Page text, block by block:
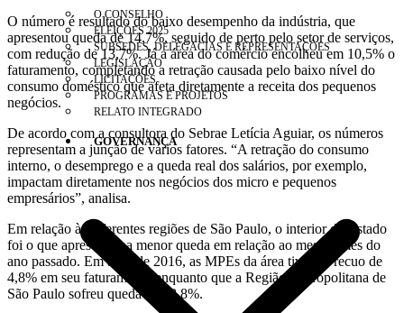
O CONSELHO
ELEIÇÕES 2025
SUBSEDES, DELEGACIAS E REPRESENTAÇÕES
LEGISLAÇÃO
LICITAÇÕES
PROGRAMAS E PROJETOS
RELATO INTEGRADO
GOVERNANÇA
O número é resultado do baixo desempenho da indústria, que
apresentou queda de 14,7%, seguido de perto pelo setor de serviços,
com redução de 13,7%. Já a área do comércio encolheu em 10,5% o
faturamento, completando a retração causada pelo baixo nível do
consumo doméstico que afeta diretamente a receita dos pequenos
negócios.
De acordo com a consultora do Sebrae Letícia Aguiar, os números
representam a junção de vários fatores. “A retração do consumo
interno, o desemprego e a queda real dos salários, por exemplo,
impactam diretamente nos negócios dos micro e pequenos
empresários”, analisa.
Em relação às diferentes regiões de São Paulo, o interior do Estado
foi o que apresentou a menor queda em relação ao mesmo mês do
ano passado. Em abril de 2016, as MPEs da área tiveram recuo de
4,8% em seu faturamento enquanto que a Região Metropolitana de
São Paulo sofreu queda de 18,8%.